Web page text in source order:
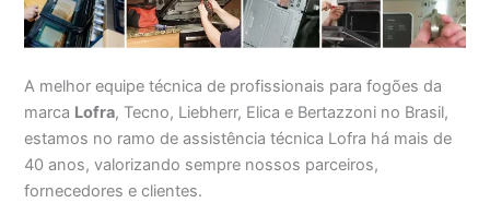
A melhor equipe técnica de profissionais para fogões da
marca Lofra, Tecno, Liebherr, Elica e Bertazzoni no Brasil,
estamos no ramo de assistência técnica Lofra há mais de
40 anos, valorizando sempre nossos parceiros,
fornecedores e clientes.